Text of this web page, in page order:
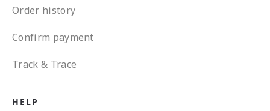
Order history
Confirm payment
Track & Trace
HELP